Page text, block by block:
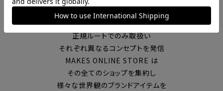
セレクトショップを展開
国内外のブランドを
正規ルートでのみ取扱い
それぞれ異なるコンセプトを発信
MAKES ONLINE STORE は
その全てのショップを集約し
様々な世界観のブランドアイテムを